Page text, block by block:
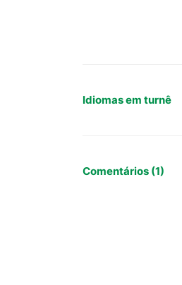
Idiomas em turnê
Comentários (1)